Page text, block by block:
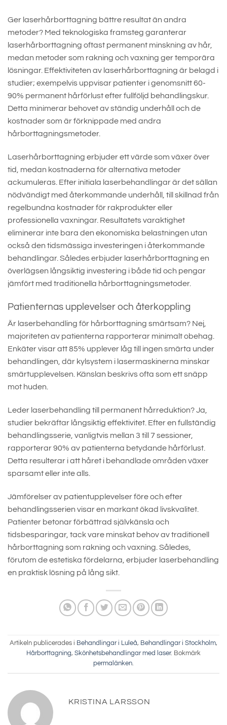
Ger laserhårborttagning bättre resultat än andra
metoder? Med teknologiska framsteg garanterar
laserhårborttagning oftast permanent minskning av hår,
medan metoder som rakning och vaxning ger temporära
lösningar. Effektiviteten av laserhårborttagning är belagd i
studier; exempelvis uppvisar patienter i genomsnitt 60-
90% permanent hårförlust efter fullföljd behandlingskur.
Detta minimerar behovet av ständig underhåll och de
kostnader som är förknippade med andra
hårborttagningsmetoder.
Laserhårborttagning erbjuder ett värde som växer över
tid, medan kostnaderna för alternativa metoder
ackumuleras. Efter initiala laserbehandlingar är det sällan
nödvändigt med återkommande underhåll, till skillnad från
regelbundna kostnader för rakprodukter eller
professionella vaxningar. Resultatets varaktighet
eliminerar inte bara den ekonomiska belastningen utan
också den tidsmässiga investeringen i återkommande
behandlingar. Således erbjuder laserhårborttagning en
överlägsen långsiktig investering i både tid och pengar
jämfört med traditionella hårborttagningsmetoder.
Patienternas upplevelser och återkoppling
Är laserbehandling för hårborttagning smärtsam? Nej,
majoriteten av patienterna rapporterar minimalt obehag.
Enkäter visar att 85% upplever låg till ingen smärta under
behandlingen, där kylsystem i lasermaskinerna minskar
smärtupplevelsen. Känslan beskrivs ofta som ett snäpp
mot huden.
Leder laserbehandling till permanent hårreduktion? Ja,
studier bekräftar långsiktig effektivitet. Efter en fullständig
behandlingsserie, vanligtvis mellan 3 till 7 sessioner,
rapporterar 90% av patienterna betydande hårförlust.
Detta resulterar i att håret i behandlade områden växer
sparsamt eller inte alls.
Jämförelser av patientupplevelser före och efter
behandlingsserien visar en markant ökad livskvalitet.
Patienter betonar förbättrad självkänsla och
tidsbesparingar, tack vare minskat behov av traditionell
hårborttagning som rakning och vaxning. Således,
förutom de estetiska fördelarna, erbjuder laserbehandling
en praktisk lösning på lång sikt.
Artikeln publicerades i Behandlingar i Luleå, Behandlingar i Stockholm,
Hårborttagning, Skönhetsbehandlingar med laser. Bokmärk
permalänken.
KRISTINA LARSSON